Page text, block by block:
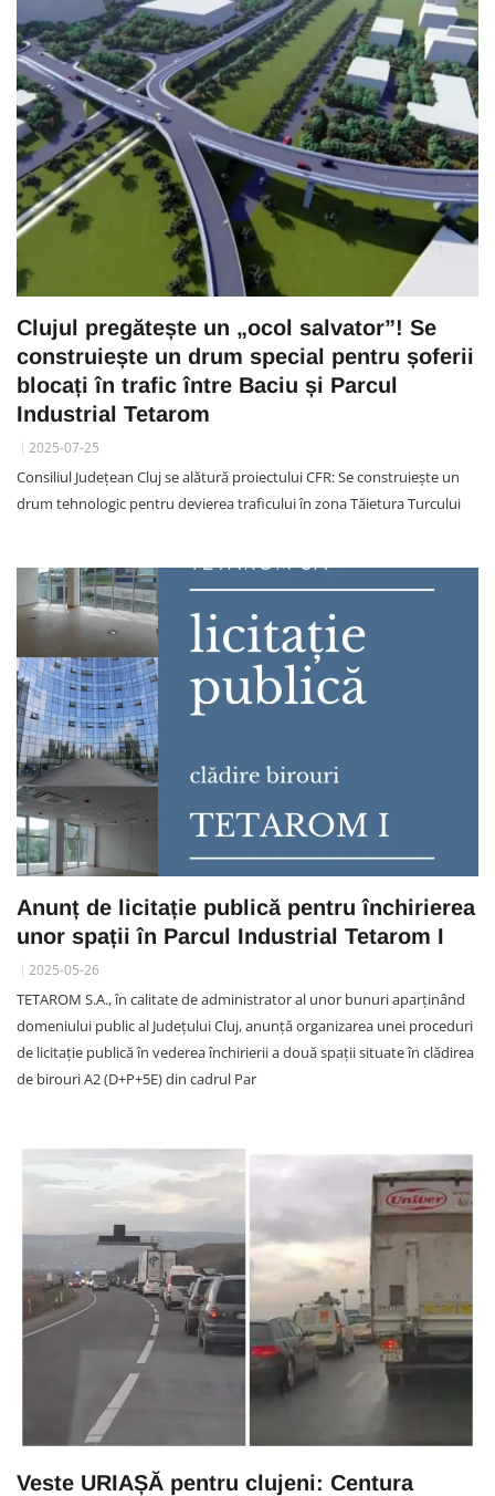
Clujul pregătește un „ocol salvator”! Se
construiește un drum special pentru șoferii
blocați în trafic între Baciu și Parcul
Industrial Tetarom
2025-07-25
Consiliul Județean Cluj se alătură proiectului CFR: Se construiește un
drum tehnologic pentru devierea traficului în zona Tăietura Turcului
Anunț de licitație publică pentru închirierea
unor spații în Parcul Industrial Tetarom I
2025-05-26
TETAROM S.A., în calitate de administrator al unor bunuri aparținând
domeniului public al Județului Cluj, anunță organizarea unei proceduri
de licitație publică în vederea închirierii a două spații situate în clădirea
de birouri A2 (D+P+5E) din cadrul Par
Veste URIAȘĂ pentru clujeni: Centura